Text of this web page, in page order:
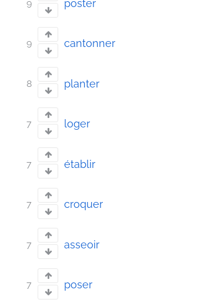
9 poster
9 cantonner
8 planter
7 loger
7 établir
7 croquer
7 asseoir
7 poser